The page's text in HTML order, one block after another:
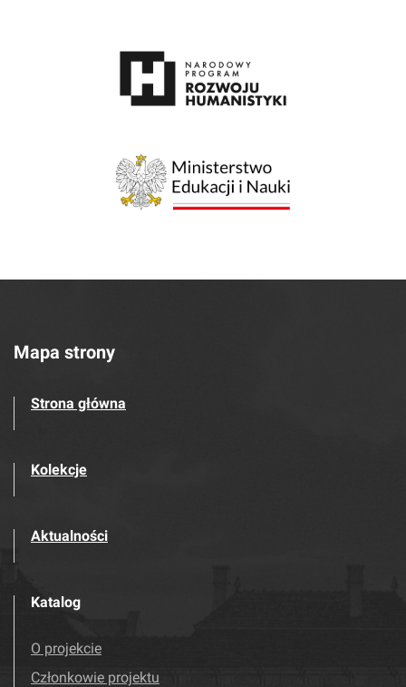
Mapa strony
Strona główna
Kolekcje
Aktualności
Katalog
O projekcie
Członkowie projektu